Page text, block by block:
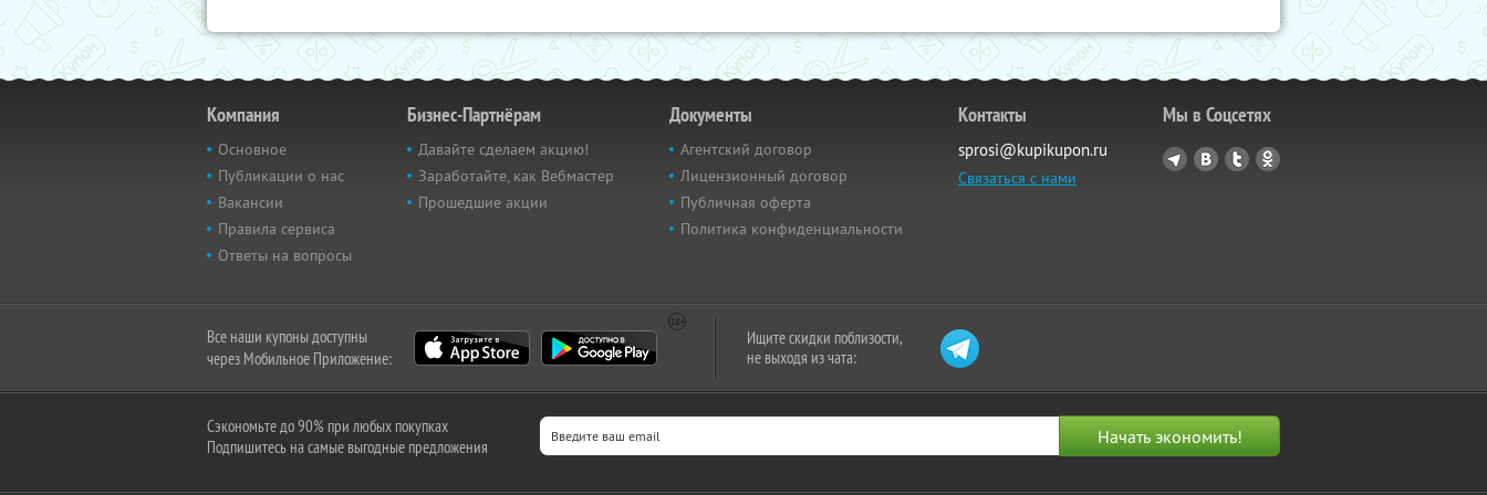
Компания
Основное
Публикации о нас
Вакансии
Правила сервиса
Ответы на вопросы
Бизнес-Партнёрам
Давайте сделаем акцию!
Заработайте, как Вебмастер
Прошедшие акции
Документы
Агентский договор
Лицензионный договор
Публичная оферта
Политика конфиденциальности
Контакты
sprosi@kupikupon.ru
Связаться с нами
Мы в Соцсетях
Все наши купоны доступны
через Мобильное Приложение:
Ищите скидки поблизости,
не выходя из чата:
Сэкономьте до 90% при любых покупках
Подпишитесь на самые выгодные предложения